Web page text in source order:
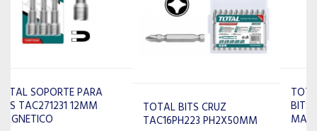
TOTAL BITS CRUZ
TAC16PH223 PH2X50MM
BITS TAC270831 8MM
MAGNETICO